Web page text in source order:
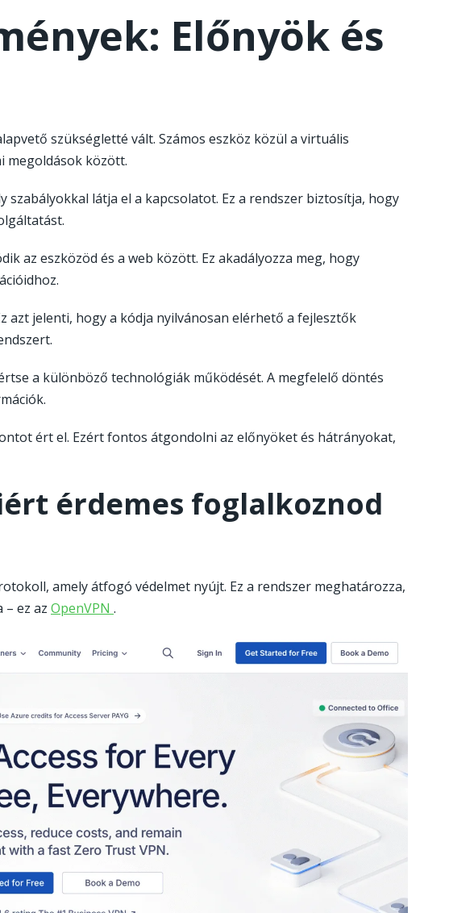
Előnyök és
szükségletté vált. Számos eszköz közül a virtuális
megoldások között.
szabályokkal látja el a kapcsolatot. Ez a rendszer biztosítja, hogy
az eszközöd és a web között. Ez akadályozza meg, hogy
azt jelenti, hogy a kódja nyilvánosan elérhető a fejlesztők
a különböző technológiák működését. A megfelelő döntés
ért el. Ezért fontos átgondolni az előnyöket és hátrányokat,
érdemes foglalkoznod
amely átfogó védelmet nyújt. Ez a rendszer meghatározza,
ez az OpenVPN -
openvpn
.